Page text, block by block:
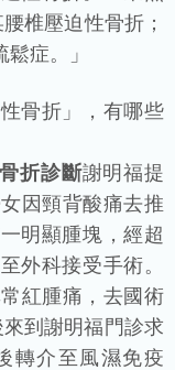
椎壓迫性骨折；
症。」
骨折」，有哪些
折診斷謝明福提
因頸背酸痛去推
明顯腫塊，經超
外科接受手術。
紅腫痛，去國術
到謝明福門診求
轉介至風濕免疫